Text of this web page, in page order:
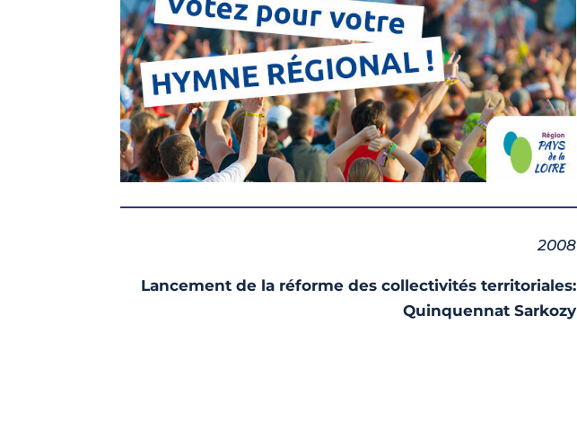
2008
Lancement de la réforme des collectivités territoriales:
Quinquennat Sarkozy